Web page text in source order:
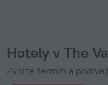
Hotely v The
Zvolte termín a
4 771 Kč -